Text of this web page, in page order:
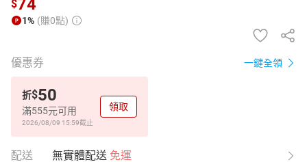
$74
1% (賺0點)
優惠券 一鍵全領
折$50
滿555元可用
2026/08/09 15:59截止
領取
配送 無實體配送 免運